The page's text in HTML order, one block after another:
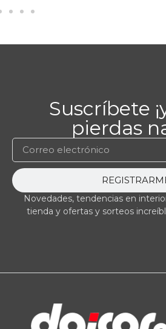
Suscríbete
pierdas
Novedades, tendencias en
tienda y ofertas y sorteos